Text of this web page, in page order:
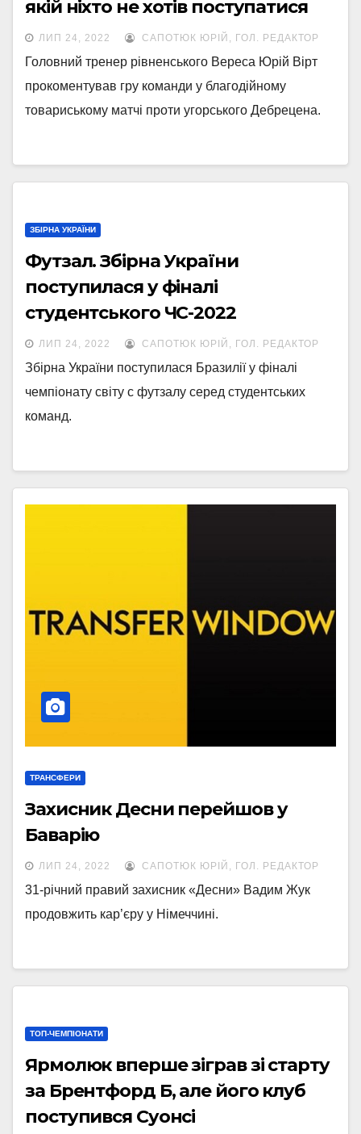
якій ніхто не хотів поступатися
ЛИП 24, 2022 САПОТЮК ЮРІЙ, ГОЛ. РЕДАКТОР
Головний тренер рівненського Вереса Юрій Вірт
прокоментував гру команди у благодійному
товариському матчі проти угорського Дебрецена.
ЗБІРНА УКРАЇНИ
Футзал. Збірна України
поступилася у фіналі
студентського ЧС-2022
ЛИП 24, 2022 САПОТЮК ЮРІЙ, ГОЛ. РЕДАКТОР
Збірна України поступилася Бразилії у фіналі
чемпіонату світу с футзалу серед студентських
команд.
ТРАНСФЕРИ
Захисник Десни перейшов у
Баварію
ЛИП 24, 2022 САПОТЮК ЮРІЙ, ГОЛ. РЕДАКТОР
31-річний правий захисник «Десни» Вадим Жук
продовжить кар’єру у Німеччині.
ТОП-ЧЕМПІОНАТИ
Ярмолюк вперше зіграв зі старту
за Брентфорд Б, але його клуб
поступився Суонсі